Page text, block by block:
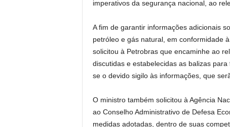
imperativos da segurança nacional, ao
A fim de garantir informações adicionais
petróleo e gás natural, em conformidade
solicitou à Petrobras que encaminhe ao
discutidas e estabelecidas as balizas
se o devido sigilo às informações, que
O ministro também solicitou à Agência
ao Conselho Administrativo de Defesa
medidas adotadas, dentro de suas